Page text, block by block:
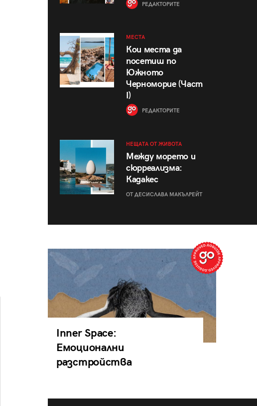
РЕДАКТОРИТЕ
МЕСТА
Кои места да
посетиш по
Южното
Черноморие (Част
I)
РЕДАКТОРИТЕ
НЕЩАТА ОТ ЖИВОТА
Между морето и
сюрреализма:
Кадакес
ОТ ДЕСИСЛАВА МАКЪЛРЕЙТ
Inner Space:
Емоционални
разстройства